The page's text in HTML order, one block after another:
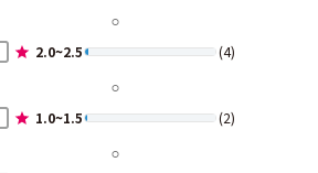
2.0~2.5 (4)
1.0~1.5 (2)